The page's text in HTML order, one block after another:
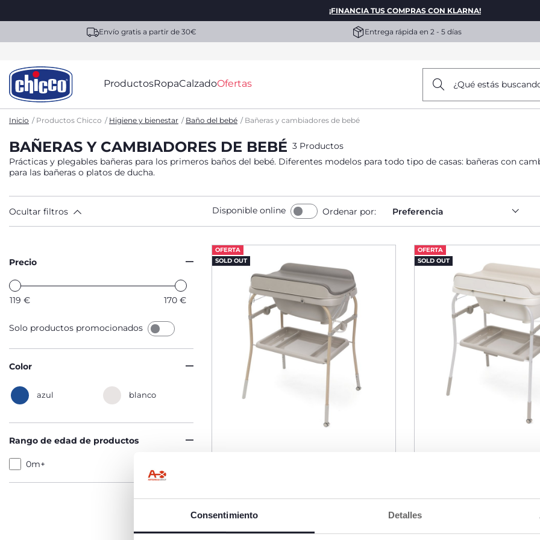
Consentimiento Detalles
¡FINANCIA TUS COMPRAS CON KLARNA!
Envío gratis a partir de 30€ Entrega rápida en 2 - 5 días
ProductosRopaCalzadoOfertas ¿Qué estás
Inicio Productos Chicco Higiene y bienestar Baño del bebé Bañeras y cambiadores de bebé
BAÑERAS Y CAMBIADORES DE BEBÉ 3 Productos
Prácticas y plegables bañeras para los primeros baños del bebé. Diferentes modelos para todo tipo de casas: bañeras con
para las bañeras o platos de ducha.
Ocultar filtros Disponible online Ordenar por: Preferencia
Precio
119 € 170 €
Solo productos promocionados
Color
azul blanco
Rango de edad de productos
0m+
OFERTA
SOLD OUT
€ 169,99
OFERTA
SOLD OUT
€ 169,99